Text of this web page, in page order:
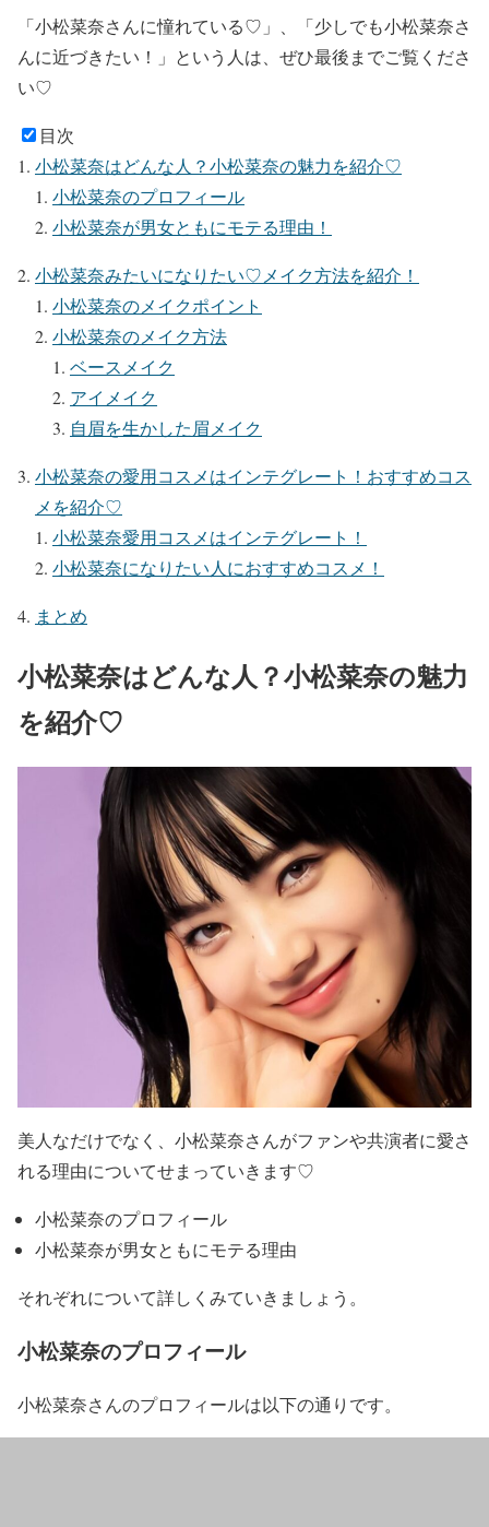
「小松菜奈さんに憧れている♡」 、
「少しでも小松菜奈さ
んに近づきたい！」 という人は、ぜひ最後までご覧くださ
い♡
目次
小松菜奈はどんな人？小松菜奈の魅力を紹介♡
小松菜奈のプロフィール
小松菜奈が男女ともにモテる理由！
小松菜奈みたいになりたい♡メイク方法を紹介！
小松菜奈のメイクポイント
小松菜奈のメイク方法
ベースメイク
アイメイク
自眉を生かした眉メイク
小松菜奈の愛用コスメはインテグレート！おすすめコス
メを紹介♡
小松菜奈愛用コスメはインテグレート！
小松菜奈になりたい人におすすめコスメ！
まとめ
小松菜奈はどんな人？小松菜奈の魅力
を紹介♡
美人なだけでなく、 小松菜奈さんがファンや共演者に愛さ
れる理由についてせまっていきます♡
小松菜奈のプロフィール
小松菜奈が男女ともにモテる理由
それぞれについて詳しくみていきましょう。
小松菜奈のプロフィール
小松菜奈さんのプロフィールは以下の通りです。